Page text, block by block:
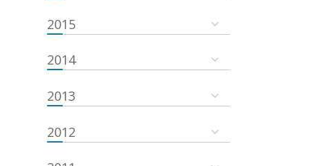
2015
2014
2013
2012